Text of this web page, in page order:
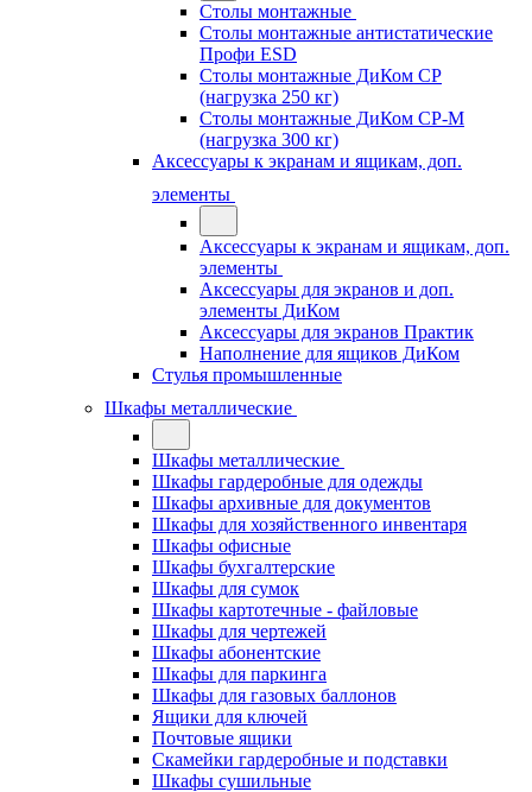
Столы монтажные
Столы монтажные антистатические
Профи ESD
Столы монтажные ДиКом СР
(нагрузка 250 кг)
Столы монтажные ДиКом СР-М
(нагрузка 300 кг)
Аксессуары к экранам и ящикам, доп.
элементы
Аксессуары к экранам и ящикам, доп.
элементы
Аксессуары для экранов и доп.
элементы ДиКом
Аксессуары для экранов Практик
Наполнение для ящиков ДиКом
Стулья промышленные
Шкафы металлические
Шкафы металлические
Шкафы гардеробные для одежды
Шкафы архивные для документов
Шкафы для хозяйственного инвентаря
Шкафы офисные
Шкафы бухгалтерские
Шкафы для сумок
Шкафы картотечные - файловые
Шкафы для чертежей
Шкафы абонентские
Шкафы для паркинга
Шкафы для газовых баллонов
Ящики для ключей
Почтовые ящики
Скамейки гардеробные и подставки
Шкафы сушильные